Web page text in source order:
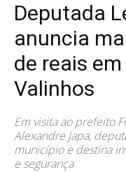
Deputada
anuncia
de reais
Valinhos
Em visita ao prefeito
Alexandre Japa,
município e destina
e segurança